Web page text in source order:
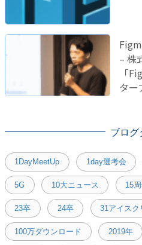
– 株
「
ター
ブログ
1DayMeetUp 1day選考会
5G 10大ニュース 15
23卒 24卒 31アイスク
100万ダウンロード 2019年